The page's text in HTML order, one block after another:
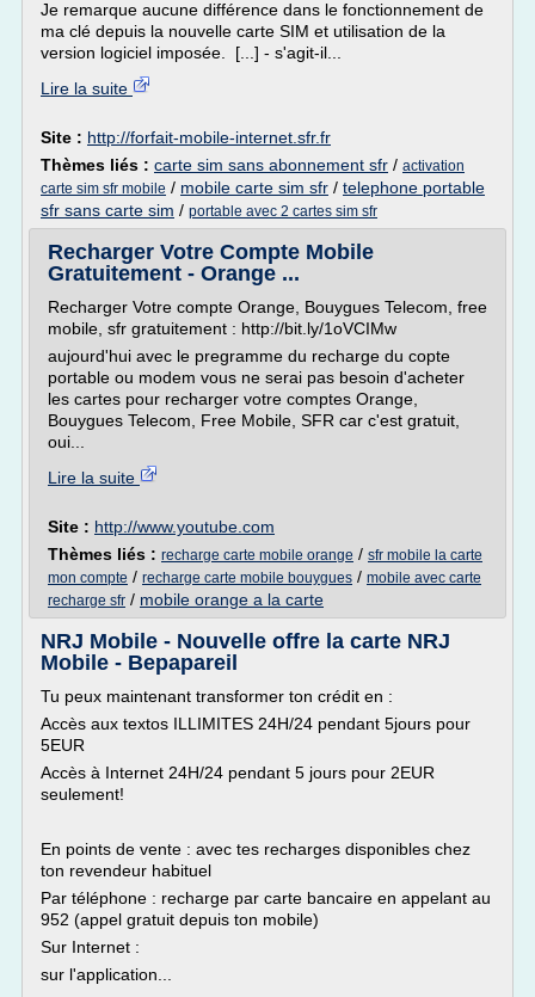
Je remarque aucune différence dans le fonctionnement de
ma clé depuis la nouvelle carte SIM et utilisation de la
version logiciel imposée. [...] - s'agit-il...
Lire la suite
Site : http://forfait-mobile-internet.sfr.fr
Thèmes liés : carte sim sans abonnement sfr / activation
carte sim sfr mobile / mobile carte sim sfr / telephone portable
sfr sans carte sim / portable avec 2 cartes sim sfr
Recharger Votre Compte Mobile
Gratuitement - Orange ...
Recharger Votre compte Orange, Bouygues Telecom, free
mobile, sfr gratuitement : http://bit.ly/1oVCIMw
aujourd'hui avec le pregramme du recharge du copte
portable ou modem vous ne serai pas besoin d'acheter
les cartes pour recharger votre comptes Orange,
Bouygues Telecom, Free Mobile, SFR car c'est gratuit,
oui...
Lire la suite
Site : http://www.youtube.com
Thèmes liés : recharge carte mobile orange / sfr mobile la carte
mon compte / recharge carte mobile bouygues / mobile avec carte
recharge sfr / mobile orange a la carte
NRJ Mobile - Nouvelle offre la carte NRJ
Mobile - Bepapareil
Tu peux maintenant transformer ton crédit en :
Accès aux textos ILLIMITES 24H/24 pendant 5jours pour
5EUR
Accès à Internet 24H/24 pendant 5 jours pour 2EUR
seulement!
En points de vente : avec tes recharges disponibles chez
ton revendeur habituel
Par téléphone : recharge par carte bancaire en appelant au
952 (appel gratuit depuis ton mobile)
Sur Internet :
sur l'application...